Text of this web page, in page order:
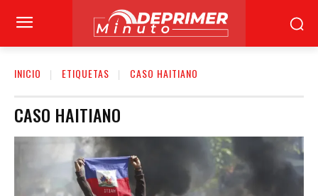
INICIO ETIQUETAS CASO HAITIANO
CASO HAITIANO